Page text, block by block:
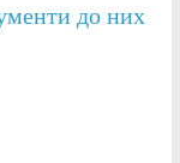
до них